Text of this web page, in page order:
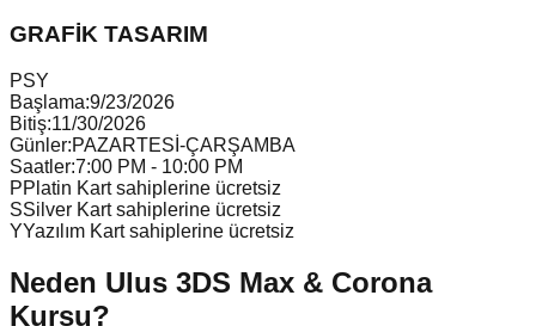
GRAFİK TASARIM
PSY
Başlama:9/23/2026
Bitiş:11/30/2026
Günler:PAZARTESİ-ÇARŞAMBA
Saatler:7:00 PM - 10:00 PM
PPlatin Kart sahiplerine ücretsiz
SSilver Kart sahiplerine ücretsiz
YYazılım Kart sahiplerine ücretsiz
Neden Ulus 3DS Max & Corona
Kursu?